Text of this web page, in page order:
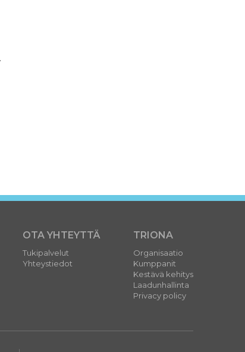
OTA YHTEYTTÄ
Tukipalvelut
Yhteystiedot
TRIONA
Organisaatio
Kumppanit
Kestävä kehitys
Laadunhallinta
Privacy policy